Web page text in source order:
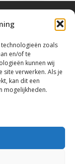
zoals
en/of te
kunnen wij
site verwerken. Als je
kan dit een
mogelijkheden.
Roots &
Music – All